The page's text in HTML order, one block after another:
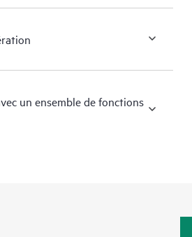
un ensemble de fonctions